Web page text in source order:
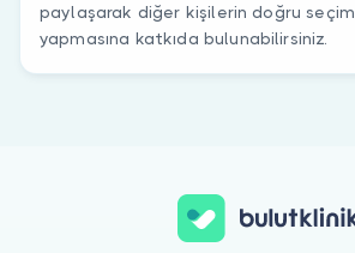
paylaşarak diğer kişilerin doğru seçim
yapmasına katkıda bulunabilirsiniz.